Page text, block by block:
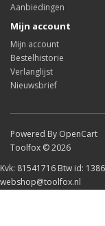
Aanbiedingen
Mijn account
Mijn account
Bestelhistorie
Verlanglijst
Nieuwsbrief
Powered By OpenCart
Toolfox © 2026
Kvk: 81541716 Btw id:
webshop@toolfox.nl